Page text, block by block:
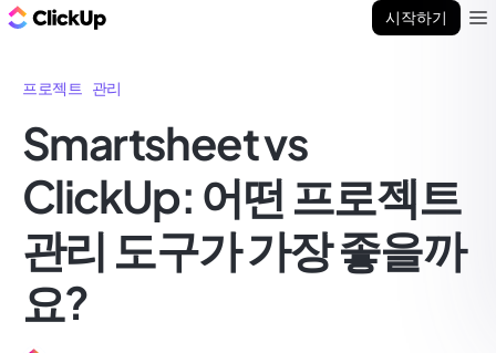
시작하기
프로젝트 관리
Smartsheet vs
ClickUp: 어떤 프로젝트
관리 도구가 가장 좋을까
요?